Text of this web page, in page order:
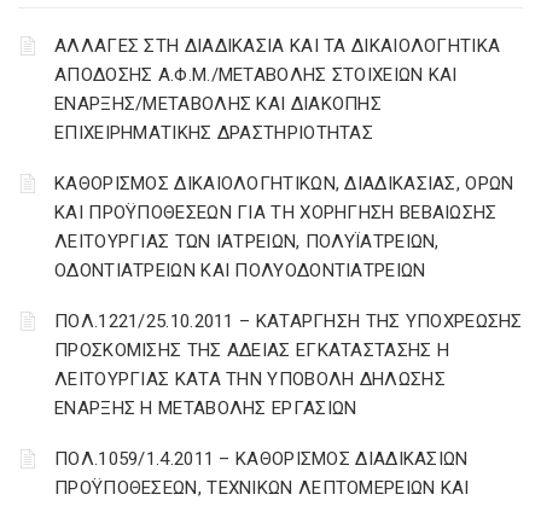
ΑΛΛΑΓΕΣ ΣΤΗ ΔΙΑΔΙΚΑΣΙΑ ΚΑΙ ΤΑ ΔΙΚΑΙΟΛΟΓΗΤΙΚΑ
ΑΠΟΔΟΣΗΣ Α.Φ.Μ./ΜΕΤΑΒΟΛΗΣ ΣΤΟΙΧΕΙΩΝ ΚΑΙ
ΕΝΑΡΞΗΣ/ΜΕΤΑΒΟΛΗΣ ΚΑΙ ΔΙΑΚΟΠΗΣ
ΕΠΙΧΕΙΡΗΜΑΤΙΚΗΣ ΔΡΑΣΤΗΡΙΟΤΗΤΑΣ
ΚΑΘΟΡΙΣΜΟΣ ΔΙΚΑΙΟΛΟΓΗΤΙΚΩΝ, ΔΙΑΔΙΚΑΣΙΑΣ, ΟΡΩΝ
ΚΑΙ ΠΡΟΫΠΟΘΕΣΕΩΝ ΓΙΑ ΤΗ ΧΟΡΗΓΗΣΗ ΒΕΒΑΙΩΣΗΣ
ΛΕΙΤΟΥΡΓΙΑΣ ΤΩΝ ΙΑΤΡΕΙΩΝ, ΠΟΛΥΪΑΤΡΕΙΩΝ,
ΟΔΟΝΤΙΑΤΡΕΙΩΝ ΚΑΙ ΠΟΛΥΟΔΟΝΤΙΑΤΡΕΙΩΝ
ΠΟΛ.1221/25.10.2011 – ΚΑΤΑΡΓΗΣΗ ΤΗΣ ΥΠΟΧΡΕΩΣΗΣ
ΠΡΟΣΚΟΜΙΣΗΣ ΤΗΣ ΑΔΕΙΑΣ ΕΓΚΑΤΑΣΤΑΣΗΣ Η
ΛΕΙΤΟΥΡΓΙΑΣ ΚΑΤΑ ΤΗΝ ΥΠΟΒΟΛΗ ΔΗΛΩΣΗΣ
ΕΝΑΡΞΗΣ Η ΜΕΤΑΒΟΛΗΣ ΕΡΓΑΣΙΩΝ
ΠΟΛ.1059/1.4.2011 – ΚΑΘΟΡΙΣΜΟΣ ΔΙΑΔΙΚΑΣΙΩΝ
ΠΡΟΫΠΟΘΕΣΕΩΝ, ΤΕΧΝΙΚΩΝ ΛΕΠΤΟΜΕΡΕΙΩΝ ΚΑΙ